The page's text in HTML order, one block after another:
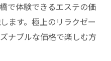
で体験できるエステの価
ます。極上のリラクゼー
ナブルな価格で楽しむ方